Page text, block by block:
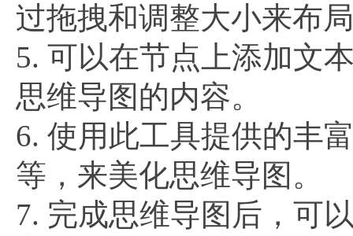
过拖拽和调整大小来布
5. 可以在节点上添加文
思维导图的内容。
6. 使用此工具提供的丰
等，来美化思维导图。
7. 完成思维导图后，可